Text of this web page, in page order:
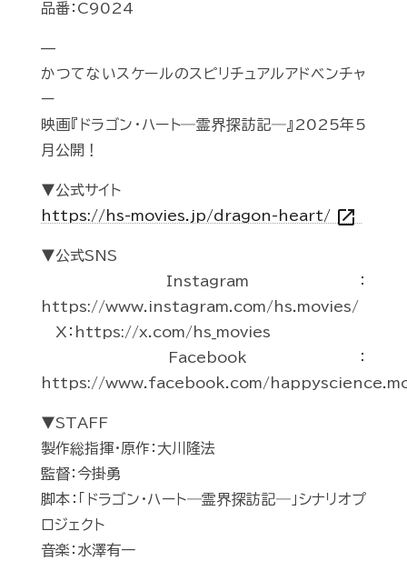
品番：C9024
—
かつてないスケールのスピリチュアルアドベンチャ
ー
映画『ドラゴン・ハート―霊界探訪記―』2025年5
月公開！
▼公式サイト
https://hs-movies.jp/dragon-heart/ open_in_new
▼公式SNS
Instagram：
https://www.instagram.com/hs.movies/
X：https://x.com/hs_movies
Facebook：
https://www.facebook.com/
▼STAFF
製作総指揮・原作：大川隆法
監督：今掛勇
脚本：「ドラゴン・ハート―霊界探訪記―」シナリオプ
ロジェクト
音楽：水澤有一